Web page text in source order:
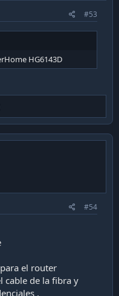
#53
HG6143D
#54
el router
cable de la fibra y
.